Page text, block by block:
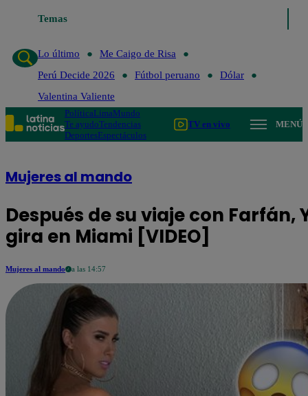
Temas
Lo último
Me Caigo de Risa
Perú Decide 2026
Fútbol peruano
Dólar
Valentina Valiente
PolíticaLimaMundo
Te ayudoTendencias
DeportesEspectáculos
TV en vivo MENÚ
Mujeres al mando
Después de su viaje con
gira en Miami [VIDEO]
Mujeres al mando a las 14:57